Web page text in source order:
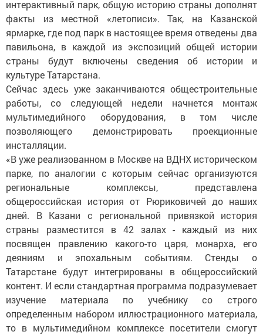
интерактивный парк, общую историю страны дополнят
факты из местной «летописи». Так, на Казанской
ярмарке, где под парк в настоящее время отведены два
павильона, в каждой из экспозиций общей истории
страны будут включены сведения об истории и
культуре Татарстана.
Сейчас здесь уже заканчиваются общестроительные
работы, со следующей недели начнется монтаж
мультимедийного оборудования, в том числе
позволяющего демонстрировать проекционные
инсталляции.
«В уже реализованном в Москве на ВДНХ историческом
парке, по аналогии с которым сейчас организуются
региональные комплексы, представлена
общероссийская история от Рюриковичей до наших
дней. В Казани с региональной привязкой история
страны разместится в 42 залах - каждый из них
посвящен правлению какого-то царя, монарха, его
деяниям и эпохальным событиям. Стенды о
Татарстане будут интегрированы в общероссийский
контент. И если стандартная программа подразумевает
изучение материала по учебнику со строго
определенным набором иллюстрационного материала,
то в мультимедийном комплексе посетители смогут